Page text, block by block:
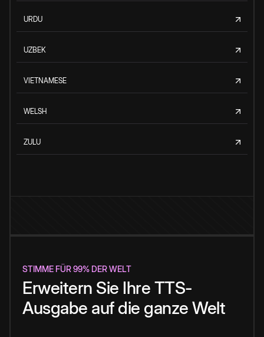
URDU
UZBEK
VIETNAMESE
WELSH
ZULU
STIMME FÜR 99% DER WELT
Erweitern Sie Ihre TTS-
Ausgabe auf die ganze Welt